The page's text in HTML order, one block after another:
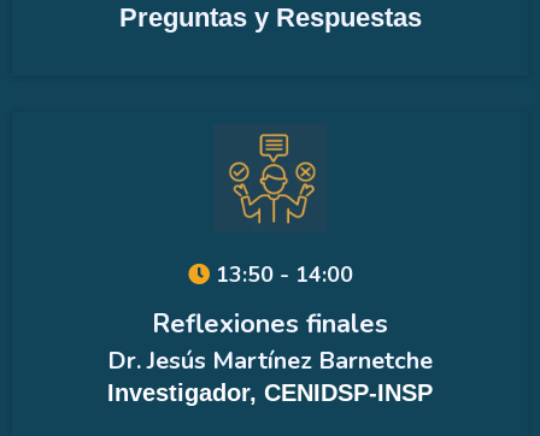
Preguntas y Respuestas
13:50 - 14:00
Reflexiones finales
Dr. Jesús Martínez Barnetche
Investigador, CENIDSP-INSP